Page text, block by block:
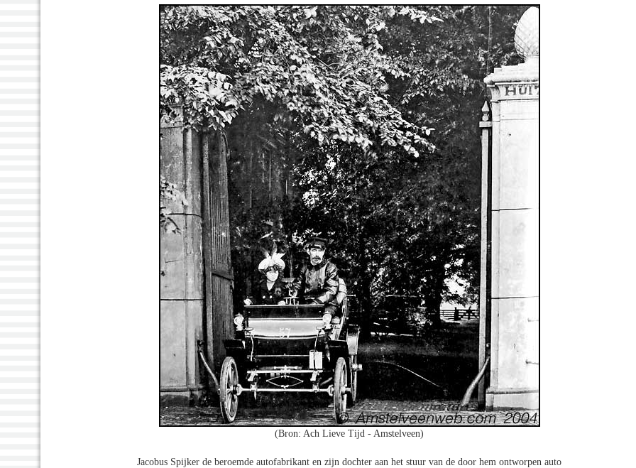
(Bron: Ach Lieve Tijd - Amstelveen)
Jacobus Spijker de beroemde autofabrikant en zijn dochter aan het stuur van de door hem ontworpen auto